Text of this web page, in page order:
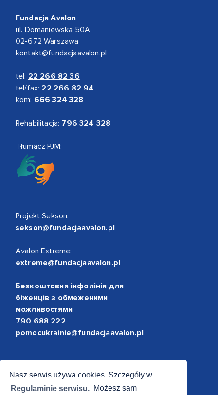
Nasz serwis używa cookies. Szczegóły w
Regulaminie serwisu. Możesz sam
Fundacja Avalon
ul. Domaniewska 50A
02-672 Warszawa
kontakt@fundacjaavalon.pl
tel: 22 266 82 36
tel/fax: 22 266 82 94
kom: 666 324 328
Rehabilitacja: 796 324 328
Tłumacz PJM:
Projekt Sekson:
sekson@fundacjaavalon.pl
Avalon Extreme:
extreme@fundacjaavalon.pl
Безкоштовна інфолінія для
біженців з обмеженими
можливостями
790 688 222
pomocukrainie@fundacjaavalon.pl
Bezpieczne płatności